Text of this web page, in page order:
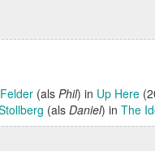
(als Phil) in Up Here
(als Daniel) in The